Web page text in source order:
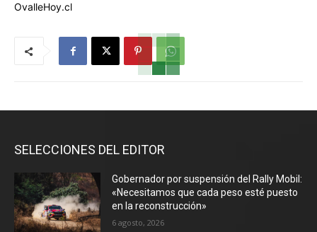
OvalleHoy.cl
SELECCIONES DEL EDITOR
Gobernador por suspensión del Rally Mobil:
«Necesitamos que cada peso esté puesto
en la reconstrucción»
6 agosto, 2026